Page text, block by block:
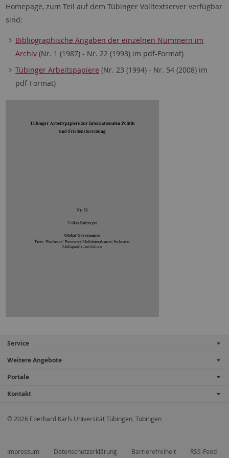
Homepage, zum Teil auf dem Tübinger Volltextserver verfügbar
sind:
Bibliographische Angaben der einzelnen Nummern im
Archiv (Nr. 1 (1987) - Nr. 22 (1993) im pdf-Format)
Tübinger Arbeitspapiere (Nr. 23 (1994) - Nr. 54 (2008) im
pdf-Format)
Service
Weitere Angebote
Portale
Kontakt
© 2026 Eberhard Karls Universität Tübingen, Tübingen
Impressum Datenschutzerklärung Barrierefreiheit RSS-Feed